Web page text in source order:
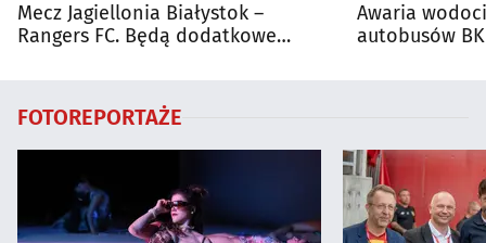
Mecz Jagiellonia Białystok –
Rangers FC. Będą dodatkowe
Awaria
autobusów
FOTOREPORTAŻE